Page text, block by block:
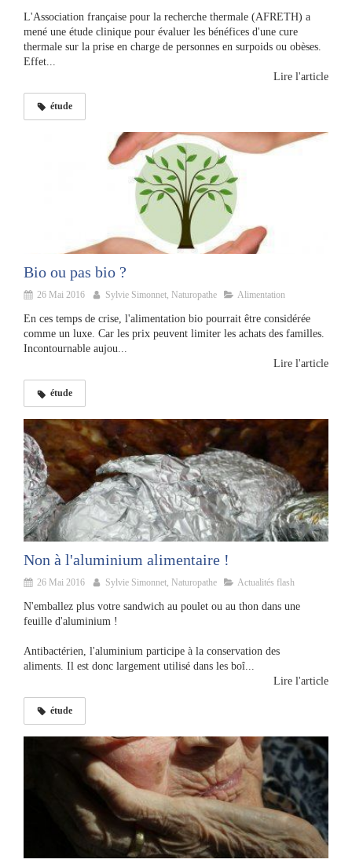
L'Association française pour la recherche thermale (AFRETH) a
mené une étude clinique pour évaluer les bénéfices d'une cure
thermale sur la prise en charge de personnes en surpoids ou obèses.
Effet...
Lire l'article
étude
Bio ou pas bio ?
26 Mai 2016 Sylvie Simonnet, Naturopathe Alimentation
En ces temps de crise, l'alimentation bio pourrait être considérée
comme un luxe. Car les prix peuvent limiter les achats des familles.
Incontournable aujou...
Lire l'article
étude
Non à l'aluminium alimentaire !
26 Mai 2016 Sylvie Simonnet, Naturopathe Actualités flash
N'emballez plus votre sandwich au poulet ou au thon dans une
feuille d'aluminium !
Antibactérien, l'aluminium participe à la conservation des
aliments. Il est donc largement utilisé dans les boî...
Lire l'article
étude